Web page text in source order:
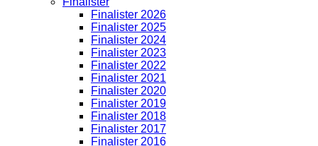
Finalister 2026
Finalister 2025
Finalister 2024
Finalister 2023
Finalister 2022
Finalister 2021
Finalister 2020
Finalister 2019
Finalister 2018
Finalister 2017
Finalister 2016